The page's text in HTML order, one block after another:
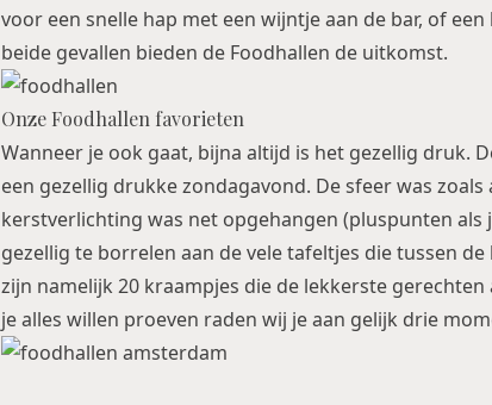
voor een snelle hap met een wijntje aan de bar, of
beide gevallen bieden de Foodhallen de uitkomst.
Onze Foodhallen favorieten
Wanneer je ook gaat, bijna altijd is het gezellig druk.
een gezellig drukke zondagavond. De sfeer was
kerstverlichting was net opgehangen (pluspunten als
gezellig te borrelen aan de vele tafeltjes die tussen
zijn namelijk 20 kraampjes die de lekkerste gerechten
je alles willen proeven raden wij je aan gelijk drie